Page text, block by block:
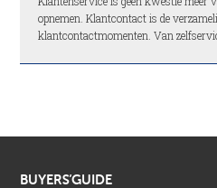
opnemen. Klantcontact is de
klantcontactmomenten. Van
BUYERS’GUIDE